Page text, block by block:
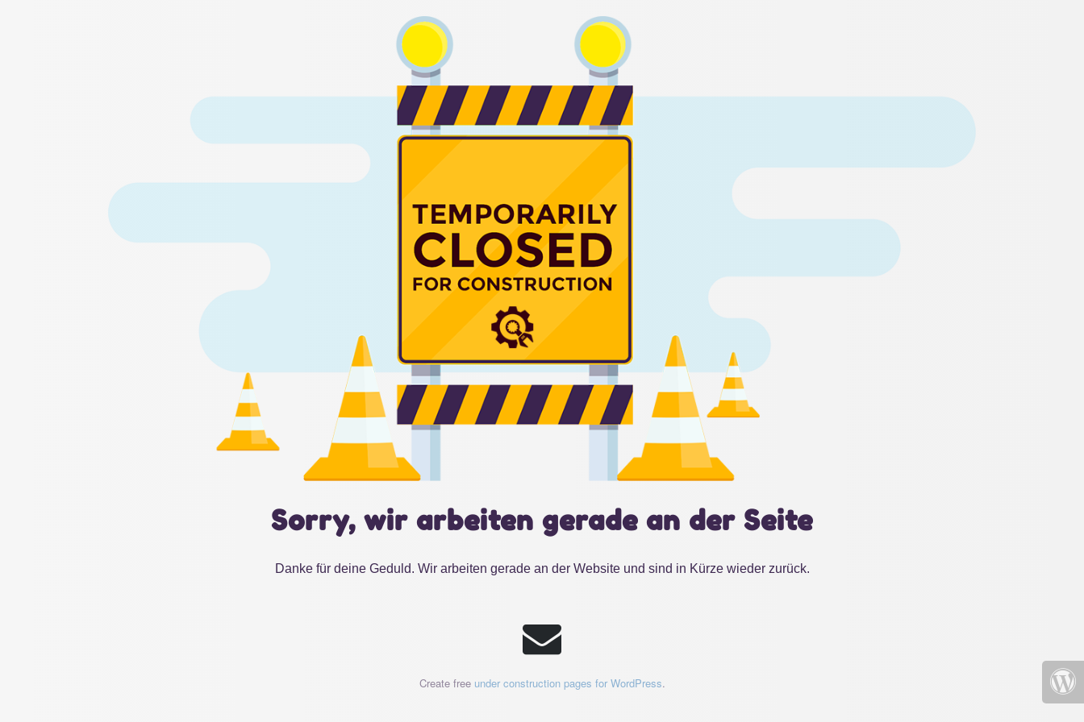
Sorry, wir arbeiten gerade an der Seite
Danke für deine Geduld. Wir arbeiten gerade an der Website und sind in Kürze wieder zurück.
Create free under construction pages for WordPress.